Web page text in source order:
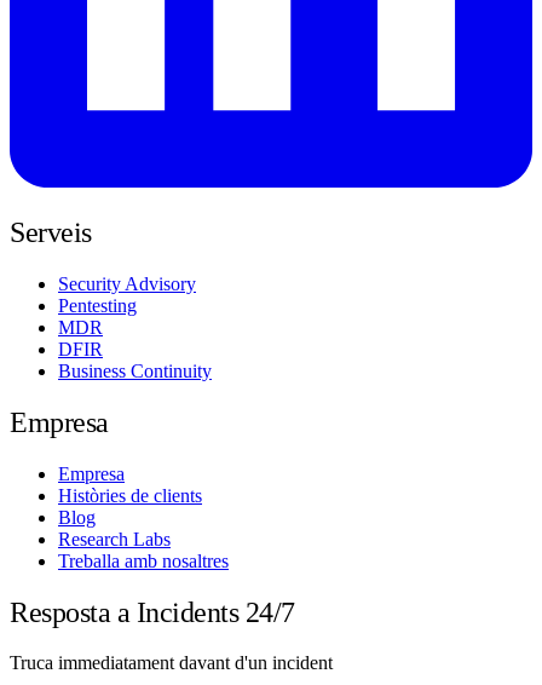
Serveis
Security Advisory
Pentesting
MDR
DFIR
Business Continuity
Empresa
Empresa
Històries de clients
Blog
Research Labs
Treballa amb nosaltres
Resposta a Incidents 24/7
Truca immediatament davant d'un incident